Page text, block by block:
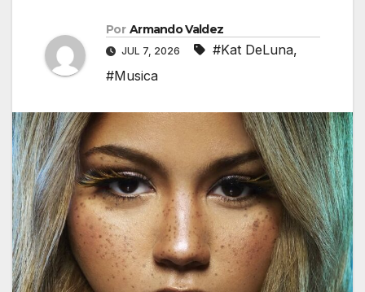
Por Armando Valdez
JUL 7, 2026 #Kat DeLuna,
#Musica